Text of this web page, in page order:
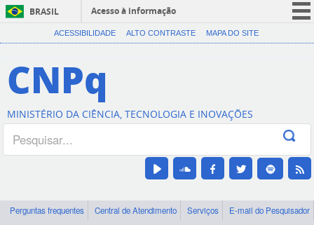
BRASIL
Acesso à informação
CORONAVÍRUS (COVID-19)
Canais
ACESSIBILIDADE ALTO CONTRASTE MAPA DO SITE
CNPq
MINISTÉRIO DA CIÊNCIA, TECNOLOGIA E INOVAÇÕES
Perguntas frequentes Central de Atendimento Serviços
E-mail do Pesquisador